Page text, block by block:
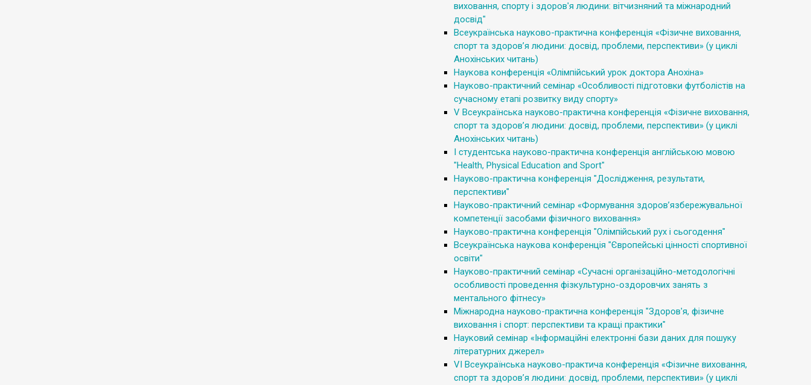
виховання, спорту і здоров'я людини: вітчизняний та міжнародний
досвід"
Всеукраїнська науково-практична конференція «Фізичне виховання,
спорт та здоров’я людини: досвід, проблеми, перспективи» (у циклі
Анохінських читань)
Наукова конференція «Олімпійський урок доктора Анохіна»
Науково-практичний семінар «Особливості підготовки футболістів на
сучасному етапі розвитку виду спорту»
V Всеукраїнська науково-практична конференція «Фізичне виховання,
спорт та здоров’я людини: досвід, проблеми, перспективи» (у циклі
Анохінських читань)
I студентська науково-практична конференція англійською мовою
"Health, Physical Education and Sport"
Науково-практична конференція "Дослідження, результати,
перспективи"
Науково-практичний семінар «Формування здоров’язбережувальної
компетенції засобами фізичного виховання»
Науково-практична конференція "Олімпійський рух і сьогодення"
Всеукраїнська наукова конференція "Європейські цінності спортивної
освіти"
Науково-практичний семінар «Сучасні організаційно-методологічні
особливості проведення фізкультурно-оздоровчих занять з
ментального фітнесу»
Міжнародна науково-практична конференція "Здоров'я, фізичне
виховання і спорт: перспективи та кращі практики"
Науковий семінар «Інформаційні електронні бази даних для пошуку
літературних джерел»
VІ Всеукраїнська науково-практича конференція «Фізичне виховання,
спорт та здоров’я людини: досвід, проблеми, перспективи» (у циклі